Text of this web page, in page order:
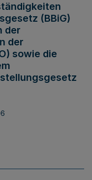
(BBiG)
der
der
sowie die